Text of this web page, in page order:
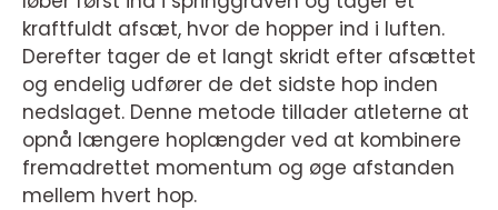
kraftfuldt afsæt, hvor de hopper ind i luften.
Derefter tager de et langt skridt efter afsættet
og endelig udfører de det sidste hop inden
nedslaget. Denne metode tillader atleterne at
opnå længere hoplængder ved at kombinere
fremadrettet momentum og øge afstanden
mellem hvert hop.